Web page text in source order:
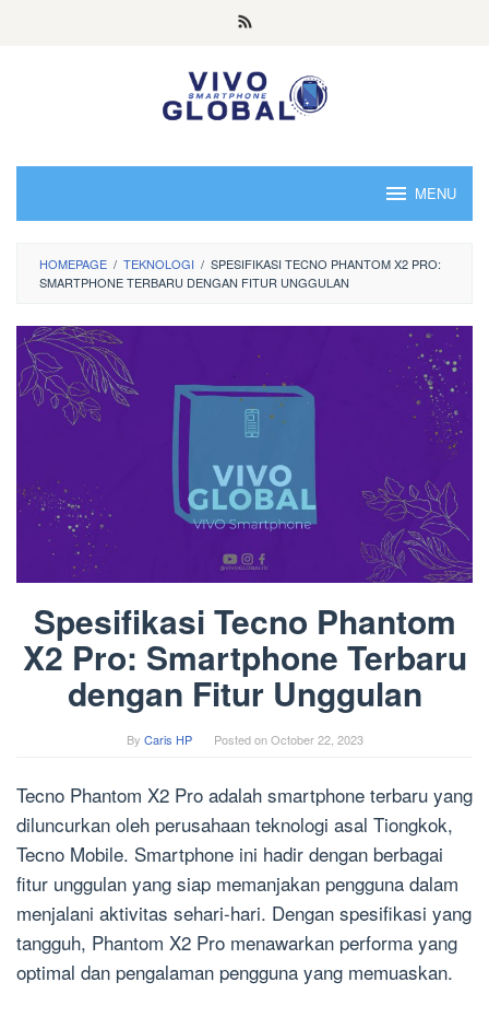
MENU
HOMEPAGE / TEKNOLOGI / SPESIFIKASI TECNO PHANTOM X2 PRO:
SMARTPHONE TERBARU DENGAN FITUR UNGGULAN
Spesifikasi Tecno Phantom
X2 Pro: Smartphone Terbaru
dengan Fitur Unggulan
By Caris HP Posted onOctober 22, 2023
Tecno Phantom X2 Pro adalah smartphone terbaru yang
diluncurkan oleh perusahaan teknologi asal Tiongkok,
Tecno Mobile. Smartphone ini hadir dengan berbagai
fitur unggulan yang siap memanjakan pengguna dalam
menjalani aktivitas sehari-hari. Dengan spesifikasi yang
tangguh, Phantom X2 Pro menawarkan performa yang
optimal dan pengalaman pengguna yang memuaskan.